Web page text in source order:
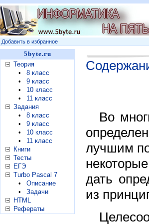
Добавить в избранное
5byte.ru
Теория
•
8 класс
•
9 класс
•
10 класс
•
11 класс
Задания
•
8 класс
•
9 класс
•
10 класс
•
11 класс
Книги
Тесты
ЕГЭ
Turbo Pascal 7
•
Описание
•
Задачи
HTML
Рефераты
Во
лучшим
дать
из